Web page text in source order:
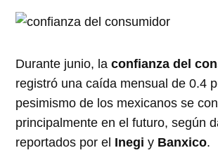
Durante junio, laconfianza del
registró una caída mensual de 0.4
pesimismo de los mexicanos se
principalmente en el futuro, según
reportados por el Inegi y Banxico.